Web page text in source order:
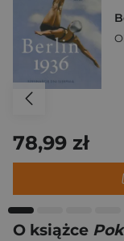
78,99 zł
O książce